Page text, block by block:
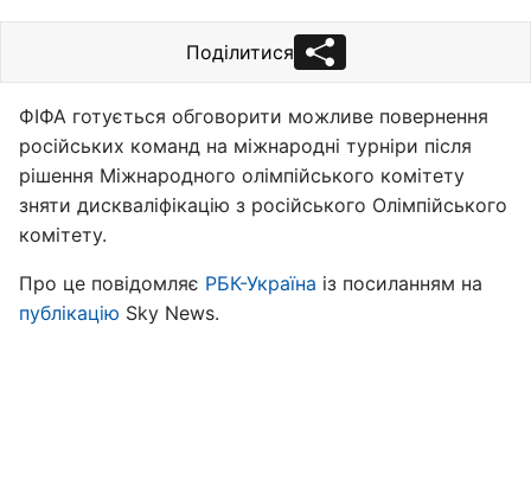
Поділитися
ФІФА готується обговорити можливе повернення
російських команд на міжнародні турніри після
рішення Міжнародного олімпійського комітету
зняти дискваліфікацію з російського Олімпійського
комітету.
Про це повідомляє РБК-Україна із посиланням на
публікацію Sky News.